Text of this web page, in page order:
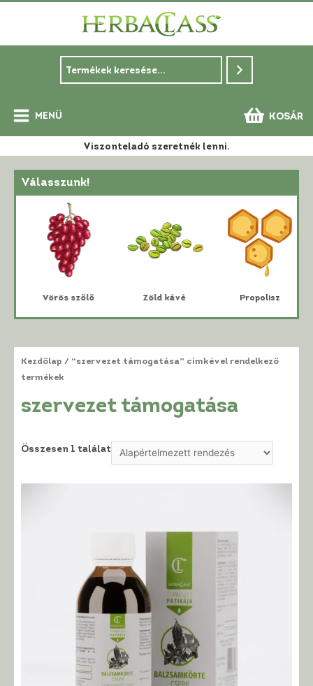
Main
MENÜ KOSÁR
Viszonteladó szeretnék lenni.
Válasszunk!
Vörös szőlő Zöld kávé Propolisz
Kezdőlap / “szervezet támogatása” címkével rendelkező
termékek
szervezet támogatása
Összesen 1 találat